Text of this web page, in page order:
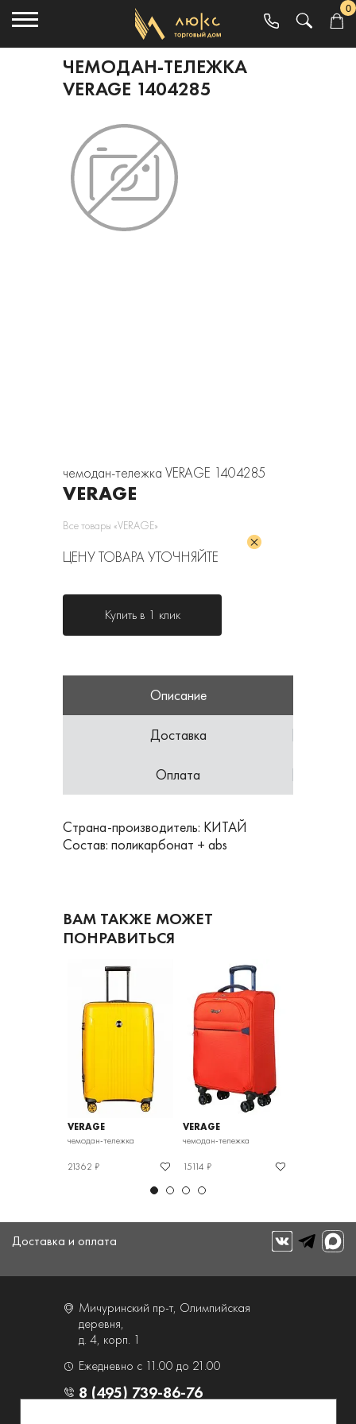
0
ЧЕМОДАН-ТЕЛЕЖКА
VERAGE 1404285
чемодан-тележка VERAGE 1404285
VERAGE
Все товары «VERAGE»
ЦЕНУ ТОВАРА УТОЧНЯЙТЕ
Купить в 1 клик
Описание
Доставка
Оплата
Страна-производитель: КИТАЙ
Состав: поликарбонат + abs
ВАМ ТАКЖЕ МОЖЕТ
ПОНРАВИТЬСЯ
VERAGE
чемодан-тележка
21362 ₽
VERAGE
чемодан-тележка
15114 ₽
Доставка и оплата
Мичуринский пр-т, Олимпийская
деревня,
д. 4, корп. 1
Ежедневно с 11.00 до 21.00
8 (495) 739-86-76